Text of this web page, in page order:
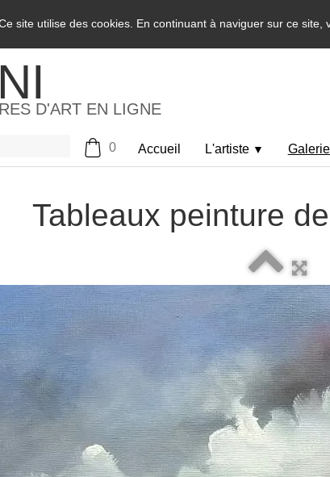
site utilise des cookies. En continuant à naviguer sur ce site,
D'ART EN LIGNE
0 Accueil L'artiste ▼
Tableaux peinture